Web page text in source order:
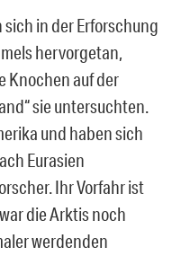
in der Erforschung
hervorgetan,
Knochen auf der
sie untersuchten.
und haben sich
Eurasien
Ihr Vorfahr ist
die Arktis noch
werdenden